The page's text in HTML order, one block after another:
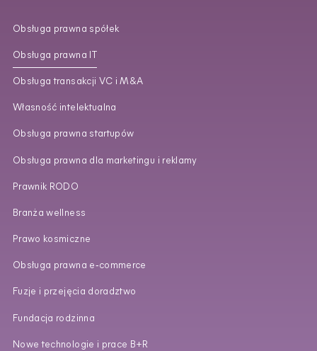
Obsługa prawna spółek
Obsługa prawna IT
Obsługa transakcji VC i M&A
Własność intelektualna
Obsługa prawna startupów
Obsługa prawna dla marketingu i reklamy
Prawnik RODO
Branża wellness
Prawo kosmiczne
Obsługa prawna e‑commerce
Fuzje i przejęcia doradztwo
Fundacja rodzinna
Nowe technologie i prace B+R